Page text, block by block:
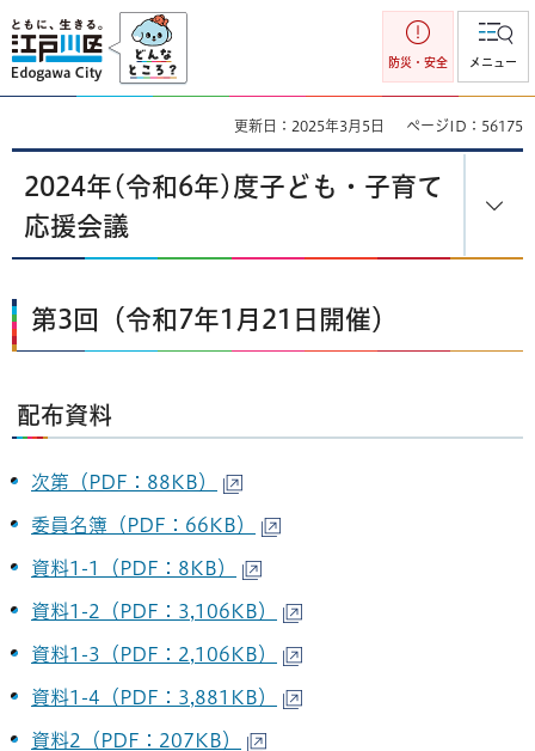
江戸川区
防災・安全 メニュー
更新日：2025年3月5日 ページID：56175
2024年(令和6年)度子ども・子育て
応援会議
第3回（令和7年1月21日開催）
配布資料
次第（PDF：88KB）
委員名簿（PDF：66KB）
資料1-1（PDF：8KB）
資料1-2（PDF：3,106KB）
資料1-3（PDF：2,106KB）
資料1-4（PDF：3,881KB）
資料2（PDF：207KB）